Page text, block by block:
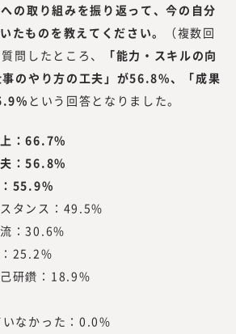
れ自身も「挑戦者」である必
れわれ自身も「挑戦者」で
る内容、集める情報、発信
年先、20年先を見据えた、
つ情報を発信していきたい
の取り組みを振り返って、今の自分
たものを教えてください。
（複数回
問したところ、
「能力・スキルの向
のやり方の工夫」が56.8%、「成果
という回答となりました。
：66.7%
：56.8%
：55.9%
タンス：49.5%
：30.6%
25.2%
研鑽：18.9%
いなかった：0.0%